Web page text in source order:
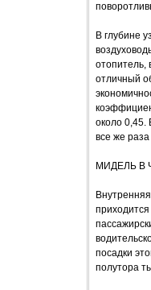
В глубине
отопитель,
отличный
около 0,45.
все же
МИДЕЛЬ В
посадки
полутора